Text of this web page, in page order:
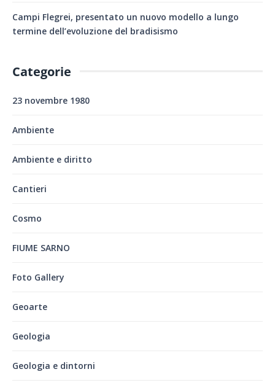
Campi Flegrei, presentato un nuovo modello a lungo
termine dell’evoluzione del bradisismo
Categorie
23 novembre 1980
Ambiente
Ambiente e diritto
Cantieri
Cosmo
FIUME SARNO
Foto Gallery
Geoarte
Geologia
Geologia e dintorni